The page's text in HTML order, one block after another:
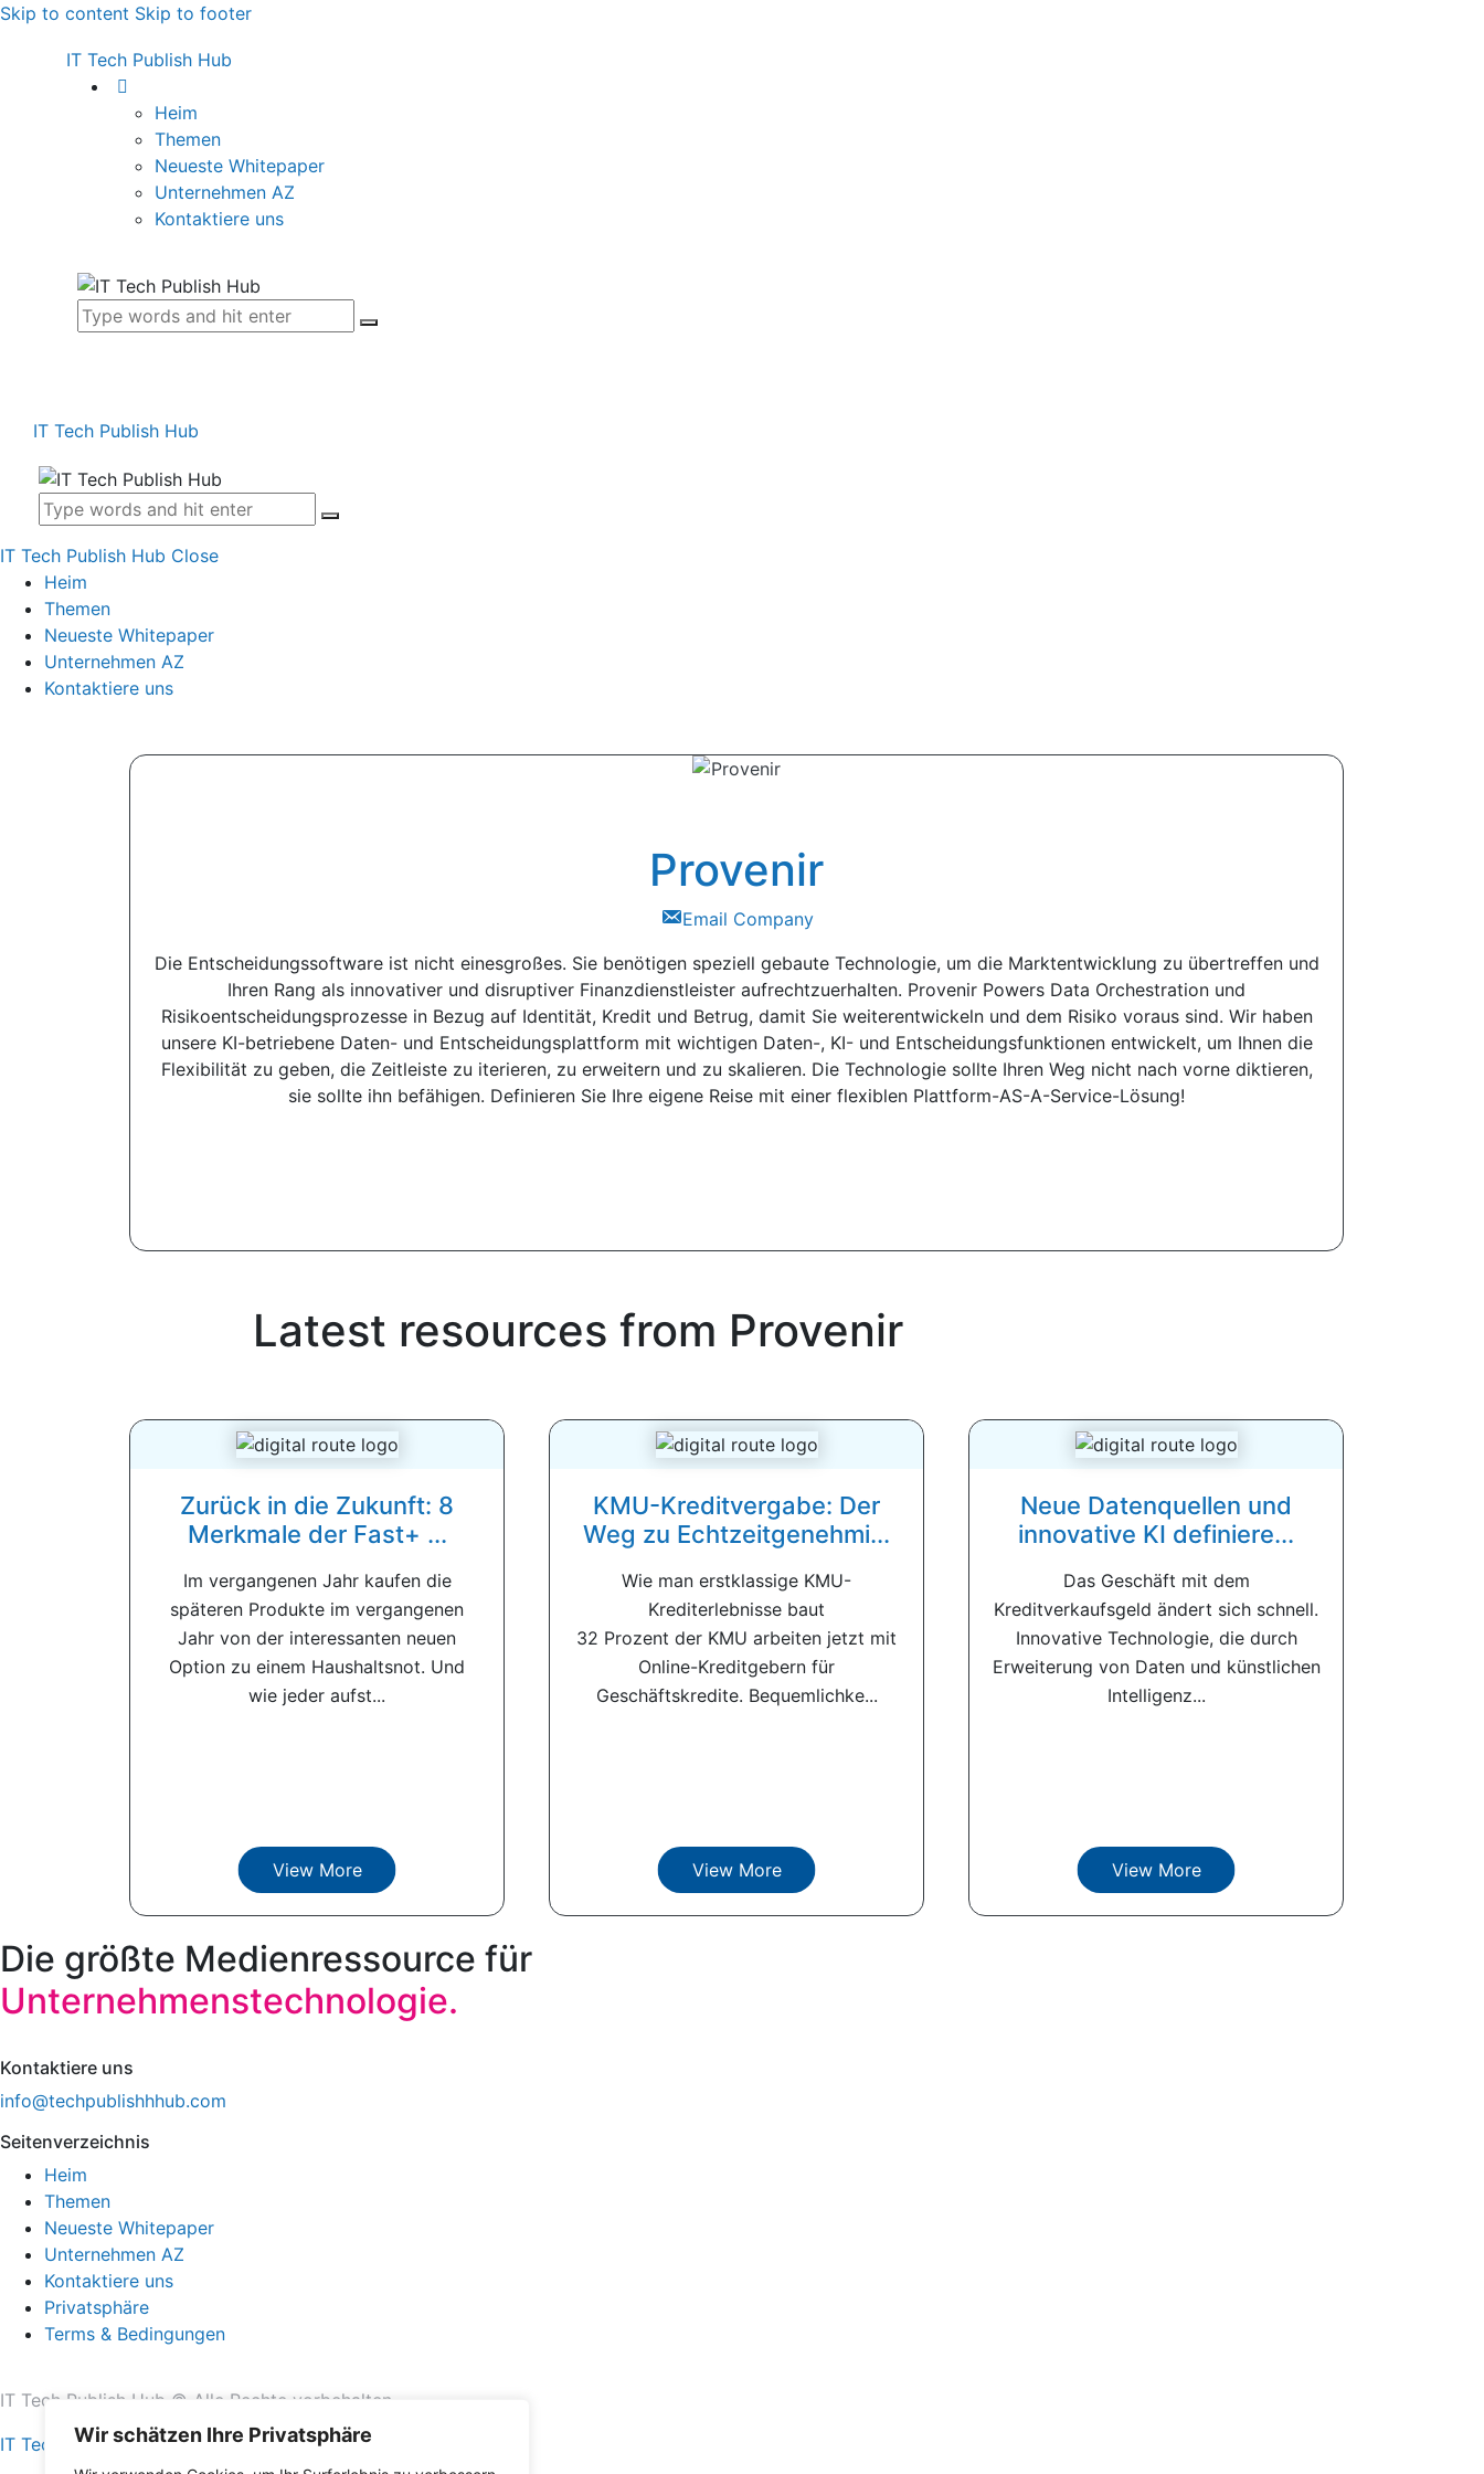
Wir schätzen Ihre Privatsphäre
Skip to content Skip to footer
IT Tech Publish Hub
Heim
Themen
Neueste Whitepaper
Unternehmen AZ
Kontaktiere uns
IT Tech Publish Hub
IT Tech Publish Hub Close
Heim
Themen
Neueste Whitepaper
Unternehmen AZ
Kontaktiere uns
Provenir
Email Company
Die Entscheidungssoftware ist nicht einesgroßes. Sie benötigen speziell gebaute Technologie, um die Marktentwicklung zu übertreffen und
Ihren Rang als innovativer und disruptiver Finanzdienstleister aufrechtzuerhalten. Provenir Powers Data Orchestration und
Risikoentscheidungsprozesse in Bezug auf Identität, Kredit und Betrug, damit Sie weiterentwickeln und dem Risiko voraus sind. Wir haben
unsere KI-betriebene Daten- und Entscheidungsplattform mit wichtigen Daten-, KI- und Entscheidungsfunktionen entwickelt, um Ihnen die
Flexibilität zu geben, die Zeitleiste zu iterieren, zu erweitern und zu skalieren. Die Technologie sollte Ihren Weg nicht nach vorne diktieren,
sie sollte ihn befähigen. Definieren Sie Ihre eigene Reise mit einer flexiblen Plattform-AS-A-Service-Lösung!
Latest resources from Provenir
Zurück in die Zukunft: 8
Merkmale der Fast+ ...
Im vergangenen Jahr kaufen die
späteren Produkte im vergangenen
Jahr von der interessanten neuen
Option zu einem Haushaltsnot. Und
wie jeder aufst...
View More
KMU-Kreditvergabe: Der
Weg zu Echtzeitgenehmi...
Wie man erstklassige KMU-
Krediterlebnisse baut
32 Prozent der KMU arbeiten jetzt mit
Online-Kreditgebern für
Geschäftskredite. Bequemlichke...
View More
Neue Datenquellen und
innovative KI definiere...
Das Geschäft mit dem
Kreditverkaufsgeld ändert sich schnell.
Innovative Technologie, die durch
Erweiterung von Daten und künstlichen
Intelligenz...
View More
Die größte Medienressource für
Unternehmenstechnologie.
Kontaktiere uns
info@techpublishhhub.com
Seitenverzeichnis
Heim
Themen
Neueste Whitepaper
Unternehmen AZ
Kontaktiere uns
Privatsphäre
Terms & Bedingungen
IT Tech Publish Hub © Alle Rechte vorbehalten.
IT Tech Publish Hub